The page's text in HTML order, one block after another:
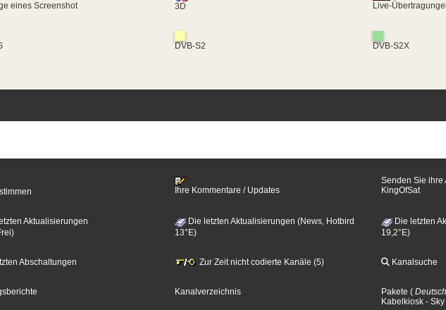
eines Screenshot 3D Live-
DVB-S2 DVB-S2X
Ihre Kommentare / Updates
Senden Sie ihre
KingOfSat
Aktualisierungen
Die letzten Aktualisierungen (News, Hotbird
13°E)
Die letzten
19,2°E)
Abschaltungen Zur Zeit nicht codierte Kanäle (5) Kanalsuche
Kanalverzeichnis Pakete ( Deutsch
Kabelkiosk -